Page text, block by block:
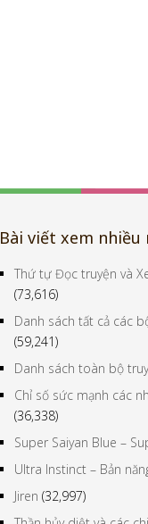
Bài viết xem nhiều
Thứ tự Đọc truyện và
(73,616)
Danh sách tất cả các
(59,241)
Danh sách toàn bộ
Chỉ số sức mạnh các
(36,338)
Super Saiyan Blue –
Ultra Instinct – Bản
Jiren (32,997)